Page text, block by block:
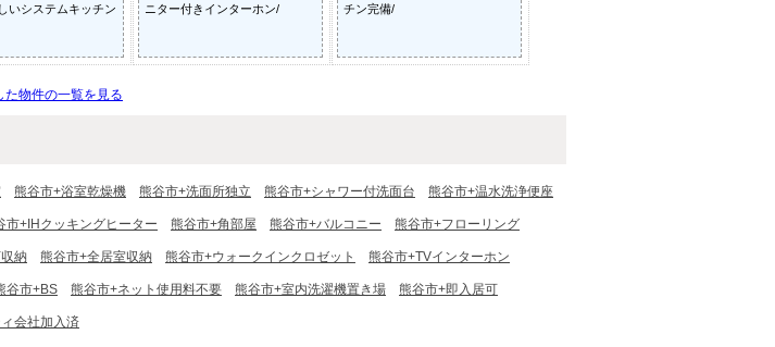
いシステムキッチン
ニター付きインターホン/
チン完備/
た物件の一覧を見る
熊谷市+浴室乾燥機 熊谷市+洗面所独立 熊谷市+シャワー付洗面台 熊谷市+温水洗浄便座
市+IHクッキングヒーター 熊谷市+角部屋 熊谷市+バルコニー 熊谷市+フローリング
納 熊谷市+全居室収納 熊谷市+ウォークインクロゼット 熊谷市+TVインターホン
谷市+BS 熊谷市+ネット使用料不要 熊谷市+室内洗濯機置き場 熊谷市+即入居可
会社加入済